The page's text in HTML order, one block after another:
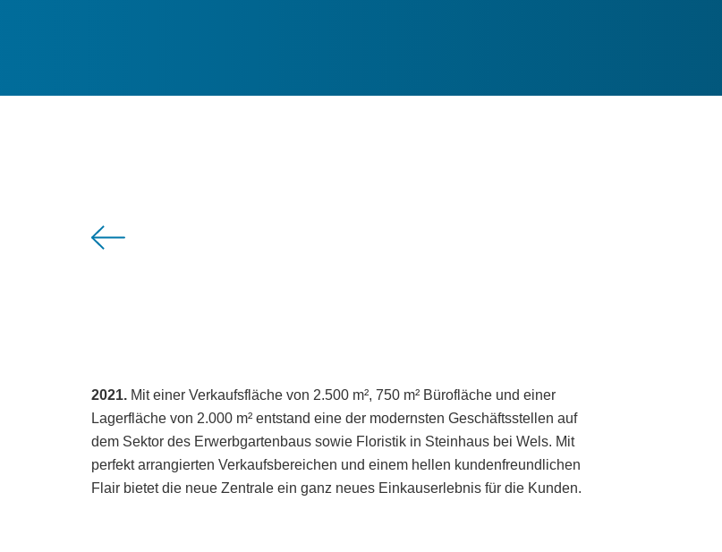
2021. Mit einer Verkaufsfläche von 2.500 m², 750 m² Bürofläche und einer
Lagerfläche von 2.000 m² entstand eine der modernsten Geschäftsstellen auf
dem Sektor des Erwerbgartenbaus sowie Floristik in Steinhaus bei Wels. Mit
perfekt arrangierten Verkaufsbereichen und einem hellen kundenfreundlichen
Flair bietet die neue Zentrale ein ganz neues Einkauserlebnis für die Kunden.